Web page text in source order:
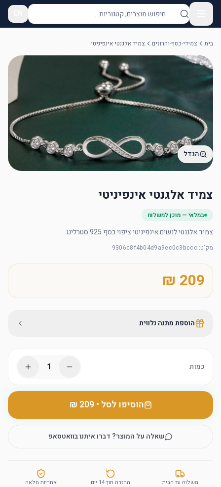
בית צמידי-כסף-וחרוזים צמיד אלגנטי אינפיניטי
הגדל
צמיד אלגנטי אינפיניטי
במלאי — מוכן למשלוח
צמיד אלגנטי לנשים אינפיניטי ציפוי כסף 925 סטרלינג
מק"ט:
9306c8f4b04d9a9ec0c3bccc
הוספת מתנה נלווית
כמות 1
הוסיפו לסל •
‏209 ₪
שאלה על המוצר? דברו איתנו בוואטסאפ
משלוח עד הבית החזרה תוך 14 יום אחריות מלאה